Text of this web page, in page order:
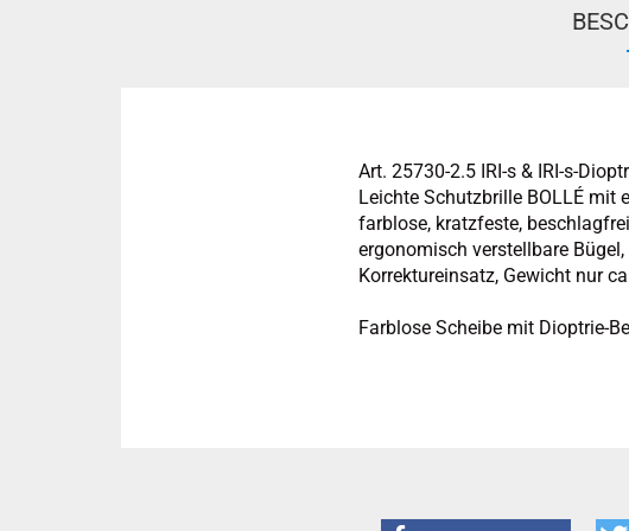
Art. 25730-2.5 IRI-s & IRI-s-
Leichte Schutzbrille BOLLÉ mit
farblose, kratzfeste,
ergonomisch verstellbare
Korrektureinsatz, Gewicht nur
Farblose Scheibe mit Dioptrie-